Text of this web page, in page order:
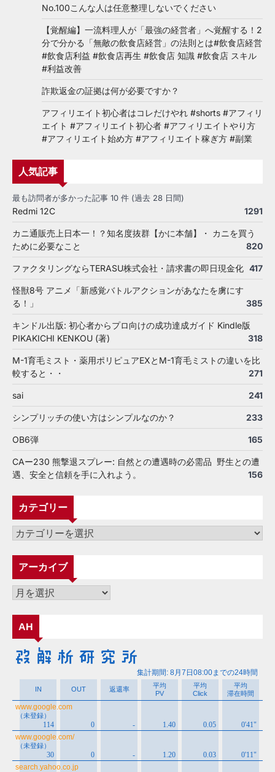
No.100こんな人は任意整理しないでください
【覚醒編】一流料理人が「最強の経営者」へ覚醒する！2
分で分かる「無敵の飲食店経営」の法則とは#飲食店経営
#飲食店利益 #飲食店再生 #飲食店 知識 #飲食店 スキル
#利益改善
詐欺返金の証拠は何が必要ですか？
アフィリエイト初心者はコレだけやれ #shorts #アフィリ
エイト #アフィリエイト初心者 #アフィリエイトやり方
#アフィリエイト始め方 #アフィリエイト稼ぎ方 #副業
人気記事
最も訪問者が多かった記事 10 件 (過去 28 日間)
Redmi 12C 1291
カニ通販売上日本一！？知名度抜群【かに本舗】・ カニを買う
ために必要なこと
820
ファクタリングならTERASU株式会社・請求書の即日現金化 417
怪獣8号 アニメ「新感覚バトルアクションがあなたを虜にす
る！」
385
キンドル出版: 初心者からプロ向けの成功達成ガイド Kindle版
PIKAKICHI KENKOU (著)
318
M-1育毛ミスト・薬用ポリピュアEXとM-1育毛ミストの違いを比
較すると・・
271
sai 241
シンプリッチの使い方はシンプルなのか？ 233
OB6弾 165
CAー230 熊撃退スプレー: 自然との遭遇時の必需品 野生との遭
遇、安全と信頼を手に入れよう。
156
カテゴリー
カ
ゴ
リ
ー
アーカイブ
ア
カ
イ
ブ
AH